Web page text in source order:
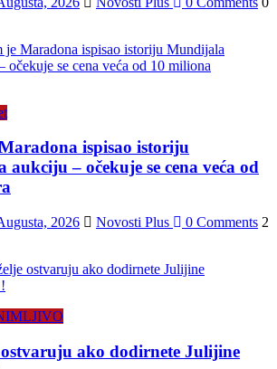
ispisao istoriju
– očekuje se cena veća od
2026 Novosti Plus 0 Comments 2
ostvaruju ako dodirnete Julijine